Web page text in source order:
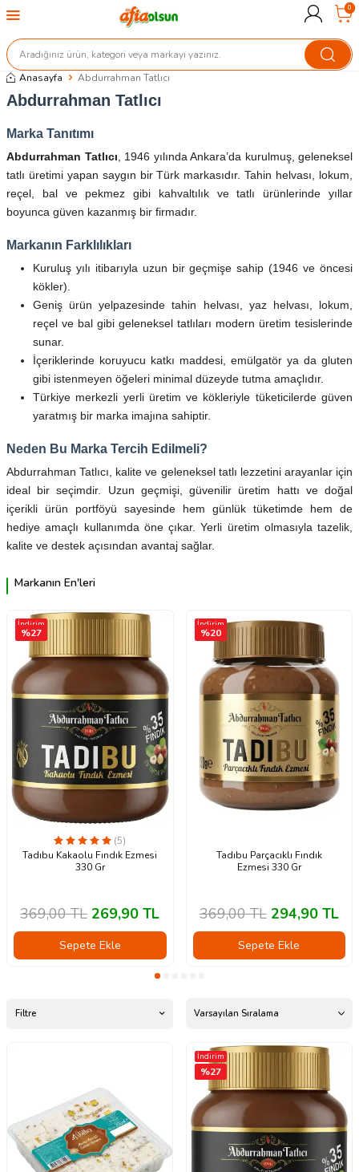
0
Anasayfa Abdurrahman Tatlıcı
Abdurrahman Tatlıcı
Marka Tanıtımı
Abdurrahman Tatlıcı , 1946 yılında Ankara’da kurulmuş, geleneksel
tatlı üretimi yapan saygın bir Türk markasıdır. Tahin helvası, lokum,
reçel, bal ve pekmez gibi kahvaltılık ve tatlı ürünlerinde yıllar
boyunca güven kazanmış bir firmadır.
Markanın Farklılıkları
Kuruluş yılı itibarıyla uzun bir geçmişe sahip (1946 ve öncesi
kökler).
Geniş ürün yelpazesinde tahin helvası, yaz helvası, lokum,
reçel ve bal gibi geleneksel tatlıları modern üretim tesislerinde
sunar.
İçeriklerinde koruyucu katkı maddesi, emülgatör ya da gluten
gibi istenmeyen öğeleri minimal düzeyde tutma amaçlıdır.
Türkiye merkezli yerli üretim ve kökleriyle tüketicilerde güven
yaratmış bir marka imajına sahiptir.
Neden Bu Marka Tercih Edilmeli?
Abdurrahman Tatlıcı, kalite ve geleneksel tatlı lezzetini arayanlar için
ideal bir seçimdir. Uzun geçmişi, güvenilir üretim hattı ve doğal
içerikli ürün portföyü sayesinde hem günlük tüketimde hem de
hediye amaçlı kullanımda öne çıkar. Yerli üretim olmasıyla tazelik,
kalite ve destek açısından avantaj sağlar.
Markanın En'leri
İndirim
%27
(5)
Tadıbu Kakaolu Fındık Ezmesi
330 Gr
369,00TL 269,90 TL
Sepete Ekle
İndirim
%20
Tadıbu Parçacıklı Fındık
Ezmesi 330 Gr
369,00TL 294,90TL
Sepete Ekle
Filtre
İndirim
%27